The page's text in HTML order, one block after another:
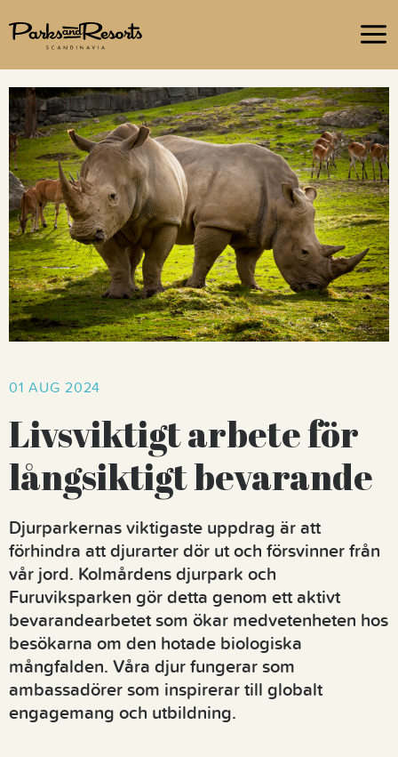
Om ossHållbara upplevelser
Jobba hos oss
Frågor & Svar
01 AUG 2024
Livsviktigt arbete för
långsiktigt bevarande
Djurparkernas viktigaste uppdrag är att
förhindra att djurarter dör ut och försvinner från
vår jord. Kolmårdens djurpark och
Furuviksparken gör detta genom ett aktivt
bevarandearbetet som ökar medvetenheten hos
besökarna om den hotade biologiska
mångfalden. Våra djur fungerar som
ambassadörer som inspirerar till globalt
engagemang och utbildning.